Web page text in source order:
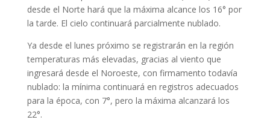
desde el Norte hará que la máxima alcance los 16° por
la tarde. El cielo continuará parcialmente nublado.
Ya desde el lunes próximo se registrarán en la región
temperaturas más elevadas, gracias al viento que
ingresará desde el Noroeste, con firmamento todavía
nublado: la mínima continuará en registros adecuados
para la época, con 7°, pero la máxima alcanzará los
22°.